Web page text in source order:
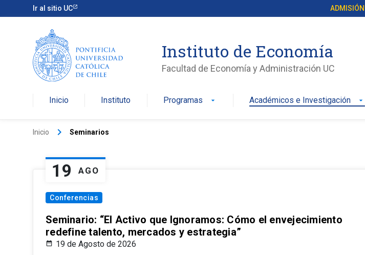
Ir al sitio UC ADMISIÓN
Instituto de Economía
Facultad de Economía y Administración UC
Inicio Instituto Programas arrow_drop_down Académicos e Investigación arrow_drop_down
Inicio keyboard_arrow_right Seminarios
19 AGO
Conferencias
Seminario: “El Activo que Ignoramos: Cómo el envejecimiento
redefine talento, mercados y estrategia”
19 de Agosto de 2026